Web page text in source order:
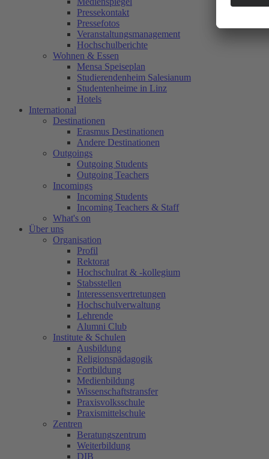
Pressekontakt
Pressefotos
Veranstaltungsmanagement
Hochschulberichte
Wohnen & Essen
Mensa Speiseplan
Studierendenheim Salesianum
Studentenheime in Linz
Hotels
International
Destinationen
Erasmus Destinationen
Andere Destinationen
Outgoings
Outgoing Students
Outgoing Teachers
Incomings
Incoming Students
Incoming Teachers & Staff
What's on
Über uns
Organisation
Profil
Rektorat
Hochschulrat & -kollegium
Stabsstellen
Interessensvertretungen
Hochschulverwaltung
Lehrende
Alumni Club
Institute & Schulen
Ausbildung
Religionspädagogik
Fortbildung
Medienbildung
Wissenschaftstransfer
Praxisvolksschule
Praxismittelschule
Zentren
Beratungszentrum
Weiterbildung
DIB